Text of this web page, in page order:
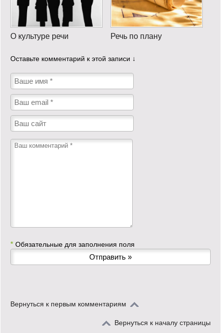
О культуре речи Речь по плану
Оставьте комментарий к этой записи ↓
* Обязательные для заполнения поля
Вернуться к первым комментариям
Вернуться к началу страницы